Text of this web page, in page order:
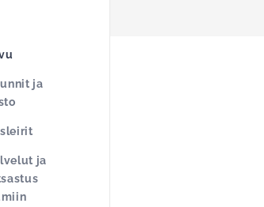
ja
ja